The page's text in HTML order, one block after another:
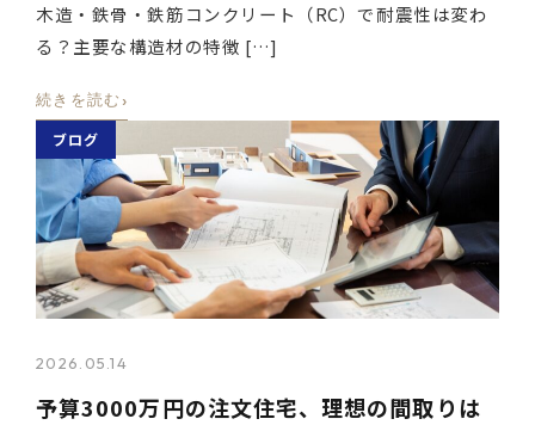
木造・鉄骨・鉄筋コンクリート（RC）で耐震性は変わ
る？主要な構造材の特徴 […]
続きを読む ›
ブログ
2026.05.14
予算3000万円の注文住宅、理想の間取りは